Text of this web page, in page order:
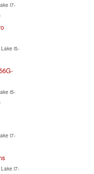
i7-
i5-
i5-
i7-
i7-